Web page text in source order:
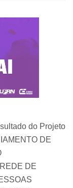
do Projeto
DE
DE